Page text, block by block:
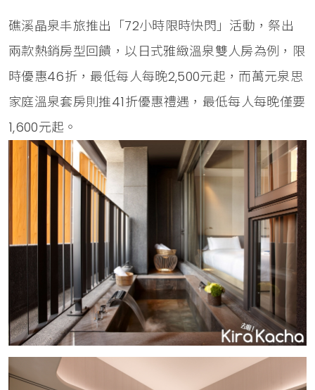
礁溪晶泉丰旅推出「72小時限時快閃」活動，祭出
兩款熱銷房型回饋，以日式雅緻溫泉雙人房為例，限
時優惠46折，最低每人每晚2,500元起，而萬元泉思
家庭溫泉套房則推41折優惠禮遇，最低每人每晚僅要
1,600元起。